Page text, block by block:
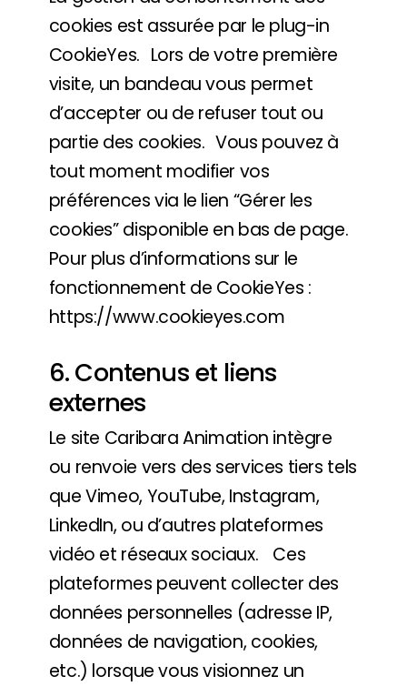
cookies est assurée par le plug-in
CookieYes. Lors de votre première
visite, un bandeau vous permet
d’accepter ou de refuser tout ou
partie des cookies. Vous pouvez à
tout moment modifier vos
préférences via le lien “Gérer les
cookies” disponible en bas de page.
Pour plus d’informations sur le
fonctionnement de CookieYes :
https://www.cookieyes.com
6. Contenus et liens
externes
Le site Caribara Animation intègre
ou renvoie vers des services tiers tels
que Vimeo, YouTube, Instagram,
LinkedIn, ou d’autres plateformes
vidéo et réseaux sociaux. Ces
plateformes peuvent collecter des
données personnelles (adresse IP,
données de navigation, cookies,
etc.) lorsque vous visionnez un